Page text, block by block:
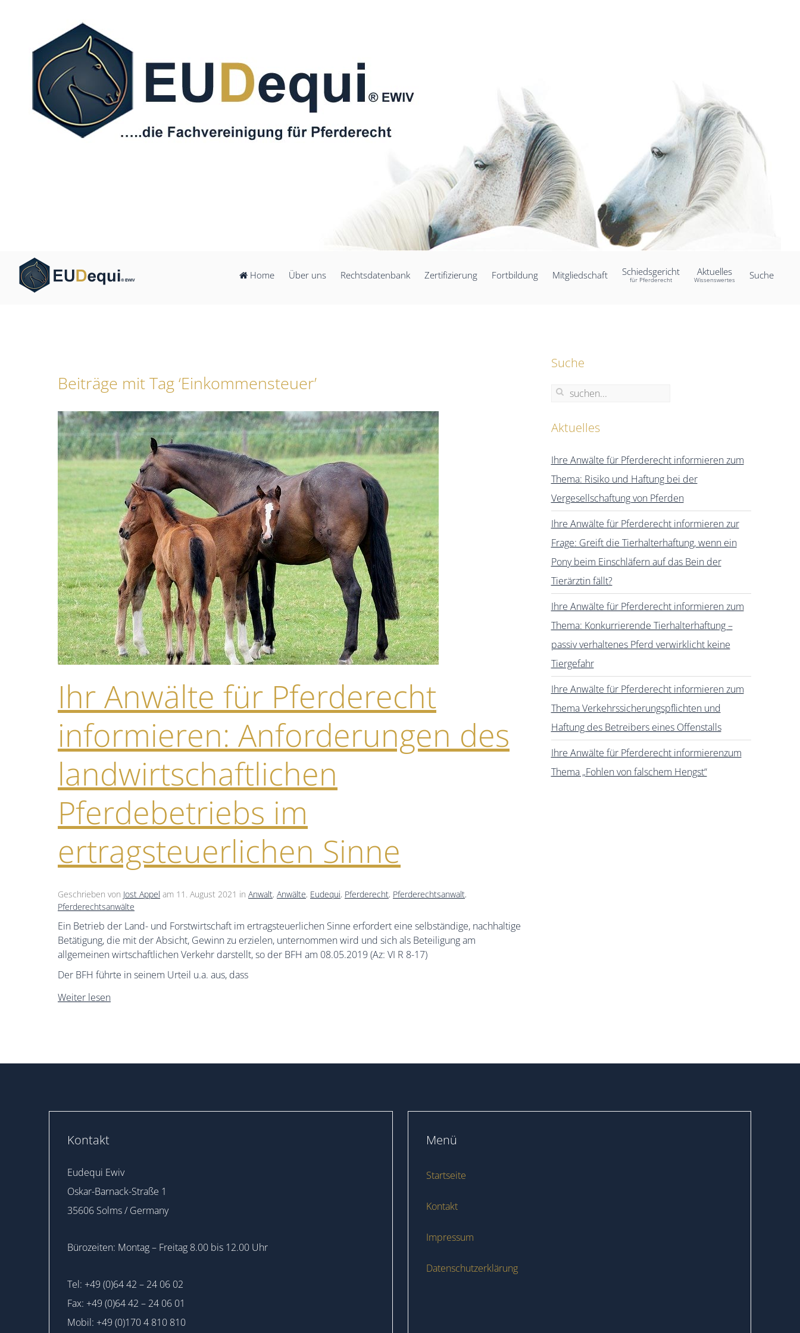
Home Über uns Rechtsdatenbank Zertifizierung Fortbildung Mitgliedschaft Schiedsgericht
für Pferderecht
Aktuelles
Wissenswertes Suche
Beiträge mit Tag ‘Einkommensteuer’
Ihr Anwälte für Pferderecht
informieren: Anforderungen des
landwirtschaftlichen
Pferdebetriebs im
ertragsteuerlichen Sinne
Geschrieben von Jost Appel am 11. August 2021 in Anwalt, Anwälte, Eudequi, Pferderecht, Pferderechtsanwalt,
Pferderechtsanwälte
Ein Betrieb der Land- und Forstwirtschaft im ertragsteuerlichen Sinne erfordert eine selbständige, nachhaltige
Betätigung, die mit der Absicht, Gewinn zu erzielen, unternommen wird und sich als Beteiligung am
allgemeinen wirtschaftlichen Verkehr darstellt, so der BFH am 08.05.2019 (Az: VI R 8-17)
Der BFH führte in seinem Urteil u.a. aus, dass
Weiter lesen
Suche
Aktuelles
Ihre Anwälte für Pferderecht informieren zum
Thema: Risiko und Haftung bei der
Vergesellschaftung von Pferden
Ihre Anwälte für Pferderecht informieren zur
Frage: Greift die Tierhalterhaftung, wenn ein
Pony beim Einschläfern auf das Bein der
Tierärztin fällt?
Ihre Anwälte für Pferderecht informieren zum
Thema: Konkurrierende Tierhalterhaftung –
passiv verhaltenes Pferd verwirklicht keine
Tiergefahr
Ihre Anwälte für Pferderecht informieren zum
Thema Verkehrssicherungspflichten und
Haftung des Betreibers eines Offenstalls
Ihre Anwälte für Pferderecht informierenzum
Thema „Fohlen von falschem Hengst“
Kontakt
Eudequi Ewiv
Oskar-Barnack-Straße 1
35606 Solms / Germany
Bürozeiten: Montag – Freitag 8.00 bis 12.00 Uhr
Tel: +49 (0)64 42 – 24 06 02
Fax: +49 (0)64 42 – 24 06 01
Mobil: +49 (0)170 4 810 810
Menü
Startseite
Kontakt
Impressum
Datenschutzerklärung